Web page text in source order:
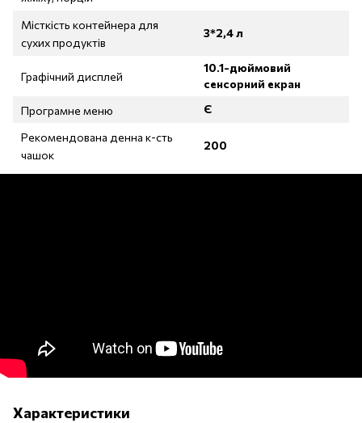
Місткість контейнера для
сухих продуктів
3*2,4 л
Графічний дисплей
10.1-дюймовий
сенсорний екран
Програмне меню
Є
Рекомендована денна к-сть
чашок
200
Характеристики